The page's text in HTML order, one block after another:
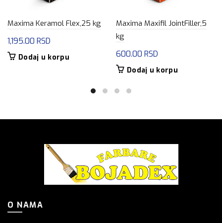
Maxima Keramol Flex,25 kg
1,195.00 RSD
Dodaj u korpu
Maxima Maxifil JointFiller,5
kg
600.00 RSD
Dodaj u korpu
O NAMA